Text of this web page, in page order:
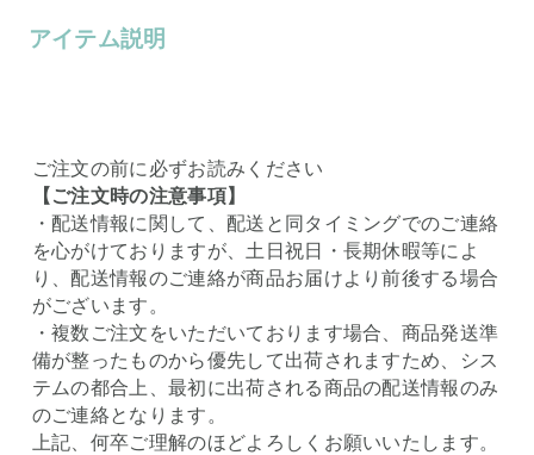
アイテム説明
ご注文の前に必ずお読みください
【ご注文時の注意事項】
・配送情報に関して、配送と同タイミングでのご連絡
を心がけておりますが、土日祝日・長期休暇等によ
り、配送情報のご連絡が商品お届けより前後する場合
がございます。
・複数ご注文をいただいております場合、商品発送準
備が整ったものから優先して出荷されますため、シス
テムの都合上、最初に出荷される商品の配送情報のみ
のご連絡となります。
上記、何卒ご理解のほどよろしくお願いいたします。